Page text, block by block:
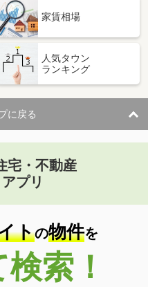
家賃相場
人気タウン
ランキング
に戻る
宅・不動産
アプリ
トの物件を
索！